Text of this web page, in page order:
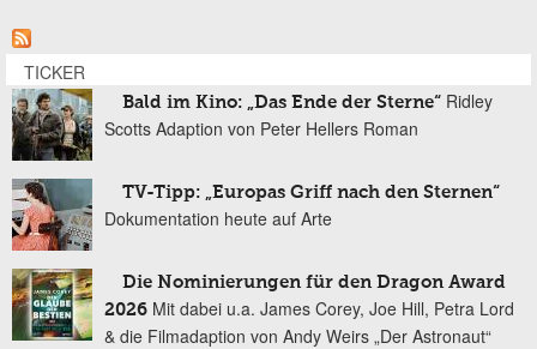
TICKER
Bald im Kino: „Das Ende der Sterne“ Ridley
Scotts Adaption von Peter Hellers Roman
TV-Tipp: „Europas Griff nach den Sternen“
Dokumentation heute auf Arte
Die Nominierungen für den Dragon Award
2026 Mit dabei u.a. James Corey, Joe Hill, Petra Lord
& die Filmadaption von Andy Weirs „Der Astronaut“